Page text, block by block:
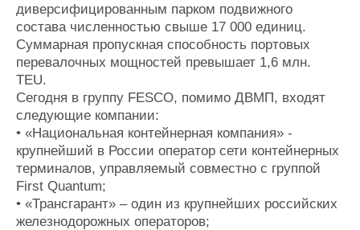
диверсифицированным парком подвижного
состава численностью свыше 17 000 единиц.
Суммарная пропускная способность портовых
перевалочных мощностей превышает 1,6 млн.
TEU.
Сегодня в группу FESCO, помимо ДВМП, входят
следующие компании:
• «Национальная контейнерная компания» -
крупнейший в России оператор сети контейнерных
терминалов, управляемый совместно с группой
First Quantum;
• «Трансгарант» – один из крупнейших российских
железнодорожных операторов;